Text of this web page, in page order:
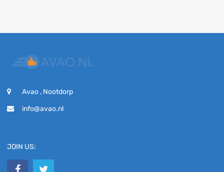
Avao , Nootdorp
info@avao.nl
JOIN US: